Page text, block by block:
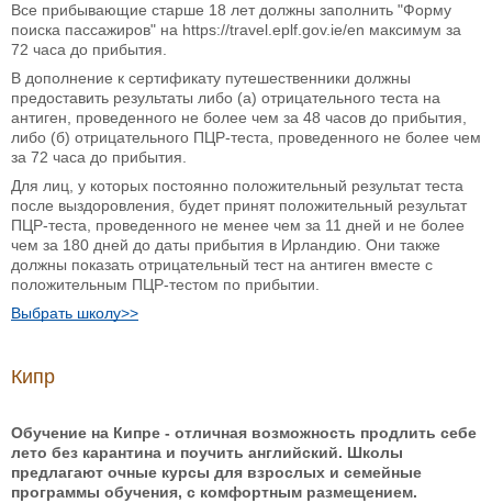
Все прибывающие старше 18 лет должны заполнить "Форму
поиска пассажиров" на https://travel.eplf.gov.ie/en максимум за
72 часа до прибытия.
В дополнение к сертификату путешественники должны
предоставить результаты либо (а) отрицательного теста на
антиген, проведенного не более чем за 48 часов до прибытия,
либо (б) отрицательного ПЦР-теста, проведенного не более чем
за 72 часа до прибытия.
Для лиц, у которых постоянно положительный результат теста
после выздоровления, будет принят положительный результат
ПЦР-теста, проведенного не менее чем за 11 дней и не более
чем за 180 дней до даты прибытия в Ирландию. Они также
должны показать отрицательный тест на антиген вместе с
положительным ПЦР-тестом по прибытии.
Выбрать школу>>
Кипр
Обучение на Кипре - отличная возможность продлить себе
лето без карантина и поучить английский. Школы
предлагают очные курсы для взрослых и семейные
программы обучения, с комфортным размещением.